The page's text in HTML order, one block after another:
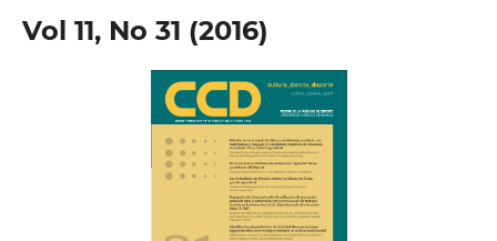
Vol 11, No 31 (2016)